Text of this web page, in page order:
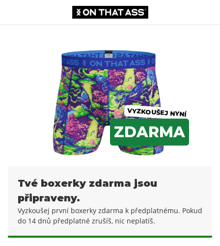
VYZKOUŠEJ NYNÍ
ZDARMA
Tvé boxerky zdarma jsou
připraveny.
Vyzkoušej první boxerky zdarma k předplatnému. Pokud
do 14 dnů předplatné zrušíš, nic neplatíš.